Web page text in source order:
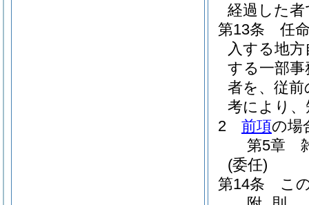
経過した
第13条
任
入する地
する一部
者を、従
考により
2
前項の場
第5章
(委任)
第14条
こ